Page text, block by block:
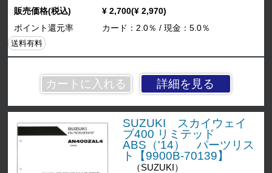
詳細を見る
販売価格(税込)
¥ 2,700(¥ 2,970)
ポイント還元率
カード：2.0％ / 現金：5.0％
送料有料
SUZUKI スカイウェイ
ブ400 リミテッド
ABS（'14） パーツリス
ト【9900B-70139】
（SUZUKI）